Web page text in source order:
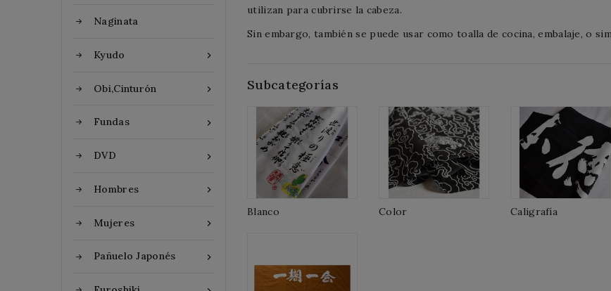
Naginata

Kyudo

Obi,Cinturón

Fundas

DVD

Hombres

Mujeres

Pañuelo Japonés
utilizan para cubrirse la cabeza.
Sin embargo, también se puede usar como toalla de cocina, embalaje, o
Subcategorías
Blanco Color Caligrafía